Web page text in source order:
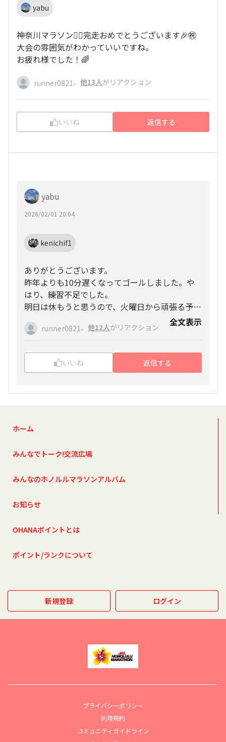
yabu
神奈川マラソン🏃‍♀️完走おめでとうございます🎉㊗️
大会の雰囲気がわかっていいですね。
お疲れ様でした！🌈
runner0821 、 他13人がリアクション
いいね 返信する
yabu
2026/02/01 20:04
kenichif1
ありがとうございます。
昨年よりも10分遅くなってゴールしました。や
はり、練習不足でした。
明日は休もうと思うので、火曜日から頑張る予定
です。
runner0821、 他12人がリアクション 全文表示
いいね 返信する
ホーム
みんなでトーク!交流広場
みんなのホノルルマラソンアルバム
お知らせ
OHANAポイントとは
ポイント/ランクについて
新規登録 ログイン
プライバシーポリシー
利用規約
コミュニティガイドライン